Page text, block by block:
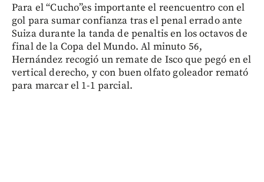
Para el “Cucho”es importante el reencuentro con el
gol para sumar confianza tras el penal errado ante
Suiza durante la tanda de penaltis en los octavos de
final de la Copa del Mundo. Al minuto 56,
Hernández recogió un remate de Isco que pegó en el
vertical derecho, y con buen olfato goleador remató
para marcar el 1-1 parcial.